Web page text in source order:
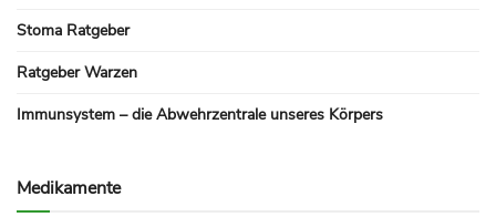
Stoma Ratgeber
Ratgeber Warzen
Immunsystem – die Abwehrzentrale unseres Körpers
Medikamente